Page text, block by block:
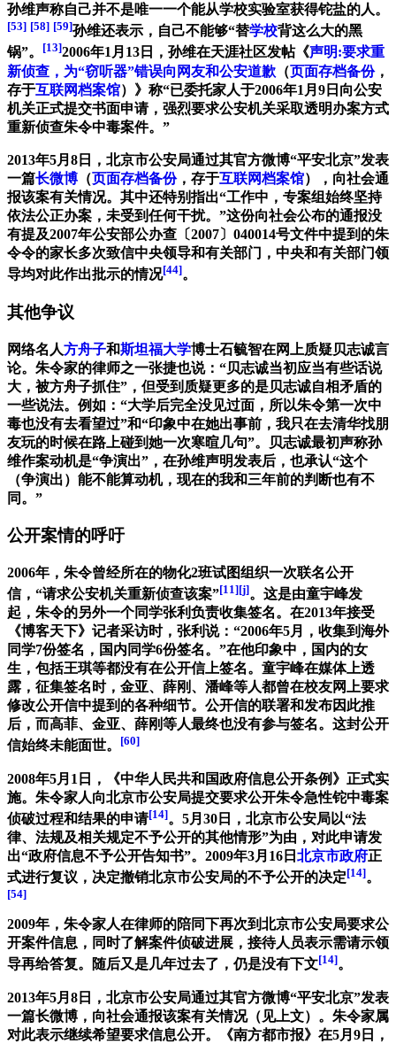
孙维声称自己并不是唯一一个能从学校实验室获得铊盐的人。
[53] [58] [59]孙维还表示，自己不能够“替学校背这么大的黑
锅”。
[13]2006年1月13日，孙维在天涯社区发帖《声明:要求重
新侦查，为“窃听器”错误向网友和公安道歉 （页面存档备份，
存于互联网档案馆）》称“已委托家人于2006年1月9日向公安
机关正式提交书面申请，强烈要求公安机关采取透明办案方式
重新侦查朱令中毒案件。”
2013年5月8日，北京市公安局通过其官方微博“平安北京”发表
一篇长微博 （页面存档备份，存于互联网档案馆），向社会通
报该案有关情况。其中还特别指出“工作中，专案组始终坚持
依法公正办案，未受到任何干扰。”这份向社会公布的通报没
有提及2007年公安部公办查〔2007〕040014号文件中提到的朱
令令的家长多次致信中央领导和有关部门，中央和有关部门领
导均对此作出批示的情况[44]。
其他争议
网络名人方舟子和斯坦福大学博士石毓智在网上质疑贝志诚言
论。朱令家的律师之一张捷也说：“贝志诚当初应当有些话说
大，被方舟子抓住”，但受到质疑更多的是贝志诚自相矛盾的
一些说法。例如：“大学后完全没见过面，所以朱令第一次中
毒也没有去看望过”和“印象中在她出事前，我只在去清华找朋
友玩的时候在路上碰到她一次寒暄几句”。贝志诚最初声称孙
维作案动机是“争演出”，在孙维声明发表后，也承认“这个
（争演出）能不能算动机，现在的我和三年前的判断也有不
同。”
公开案情的呼吁
2006年，朱令曾经所在的物化2班试图组织一次联名公开
信，“请求公安机关重新侦查该案”[11][j]。这是由童宇峰发
起，朱令的另外一个同学张利负责收集签名。在2013年接受
《博客天下》记者采访时，张利说：“2006年5月，收集到海外
同学7份签名，国内同学6份签名。”在他印象中，国内的女
生，包括王琪等都没有在公开信上签名。童宇峰在媒体上透
露，征集签名时，金亚、薛刚、潘峰等人都曾在校友网上要求
修改公开信中提到的各种细节。公开信的联署和发布因此推
后，而高菲、金亚、薛刚等人最终也没有参与签名。这封公开
信始终未能面世。
[60]
2008年5月1日，《中华人民共和国政府信息公开条例》正式实
施。朱令家人向北京市公安局提交要求公开朱令急性铊中毒案
侦破过程和结果的申请[14]。5月30日，北京市公安局以“法
律、法规及相关规定不予公开的其他情形”为由，对此申请发
出“政府信息不予公开告知书”。2009年3月16日 北京市政府正
式进行复议，决定撤销北京市公安局的不予公开的决定[14]。
[54]
2009年，朱令家人在律师的陪同下再次到北京市公安局要求公
开案件信息，同时了解案件侦破进展，接待人员表示需请示领
导再给答复。随后又是几年过去了，仍是没有下文[14]。
2013年5月8日，北京市公安局通过其官方微博“平安北京”发表
一篇长微博，向社会通报该案有关情况（见上文）。朱令家属
对此表示继续希望要求信息公开。《南方都市报》在5月9日，